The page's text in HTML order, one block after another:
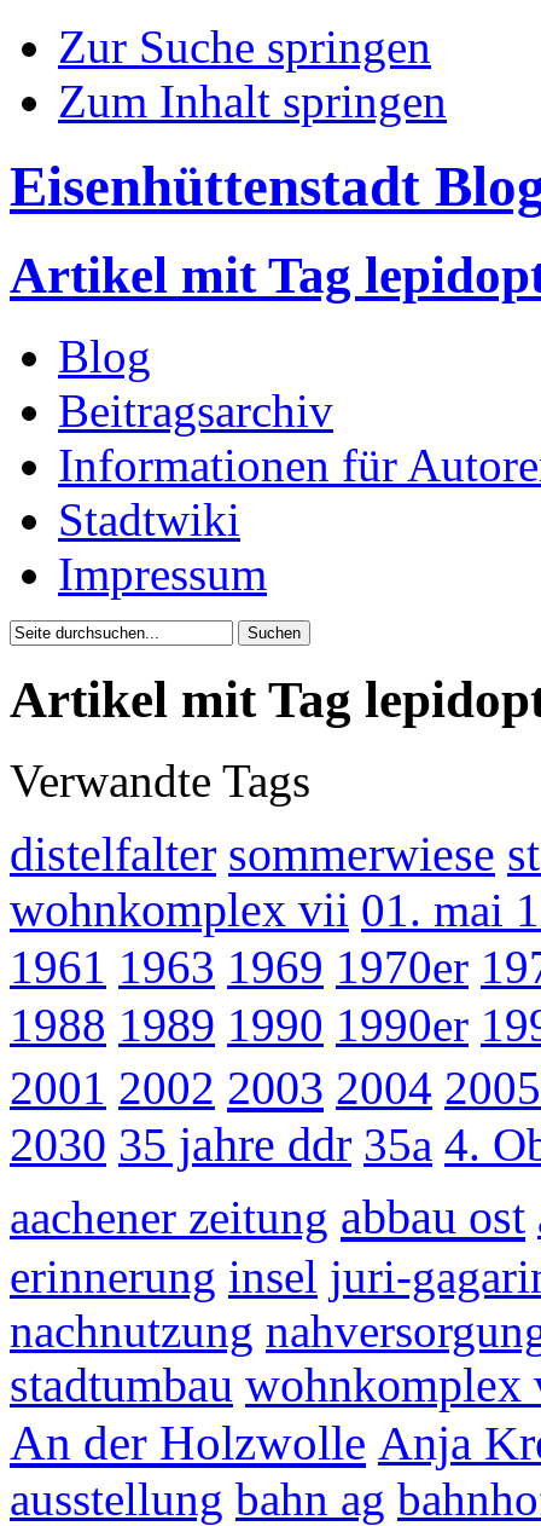
Zur Suche springen
Zum Inhalt springen
Eisenhüttenstadt
Artikel mit Tag
Blog
Beitragsarchiv
Informationen für
Stadtwiki
Impressum
Artikel mit Tag
Verwandte Tags
distelfalter sommerwiese
wohnkomplex vii 01. mai
1961 1963 1969 1970er
1988 1989 1990 1990er
2001 2002 2003 2004 2005
2030 35 jahre ddr 35a 4.
aachener zeitung abbau ost
erinnerung insel juri-
nachnutzung
stadtumbau wohnkomplex
An der Holzwolle Anja
ausstellung bahn ag